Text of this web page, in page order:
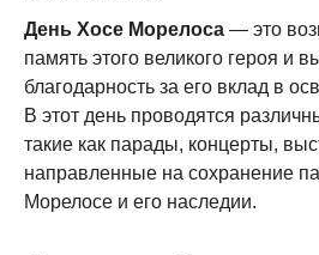
День Хосе Морелоса — это
память этого великого героя и
благодарность за его вклад в
В этот день проводятся
такие как парады, концерты,
направленные на сохранение
Морелосе и его наследии.